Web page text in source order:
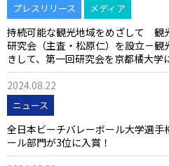
プレスリリース メディア
持続可能な観光地域をめざして 観
研究会（主査・松原仁）を設立－
きして、第一回研究会を京都橘大学
2024.08.22
ニュース
全日本ビーチバレーボール大学選手
ール部門が3位に入賞！